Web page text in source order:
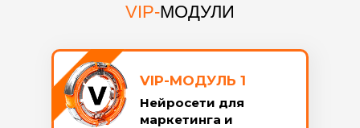
VIP-МОДУЛИ
VIP-МОДУЛЬ 1
Нейросети для
маркетинга и